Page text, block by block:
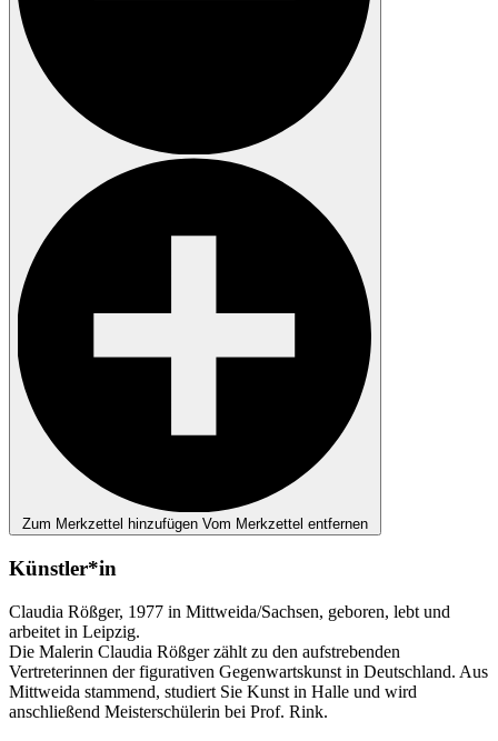
Zum Merkzettel hinzufügen Vom Merkzettel entfernen
Künstler*in
Claudia Rößger, 1977 in Mittweida/Sachsen, geboren, lebt und
arbeitet in Leipzig.
Die Malerin Claudia Rößger zählt zu den aufstrebenden
Vertreterinnen der figurativen Gegenwartskunst in Deutschland. Aus
Mittweida stammend, studiert Sie Kunst in Halle und wird
anschließend Meisterschülerin bei Prof. Rink.